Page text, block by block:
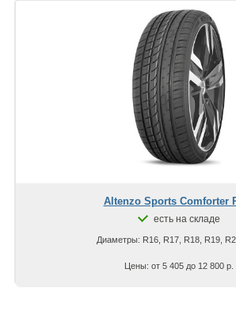
Altenzo Sports Comforter
есть на складе
Диаметры: R16, R17, R18, R19,
Цены: от 5 405 до 12 800 р.